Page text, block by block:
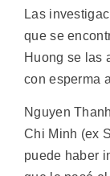
Las
que se
Huong se las
con esperma
Nguyen
Chi Minh (ex
puede haber